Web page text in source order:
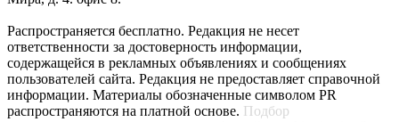
Распространяется бесплатно. Редакция не несет
ответственности за достоверность информации,
содержащейся в рекламных объявлениях и сообщениях
пользователей сайта. Редакция не предоставляет справочной
информации. Материалы обозначенные символом PR
распространяются на платной основе. Подбор